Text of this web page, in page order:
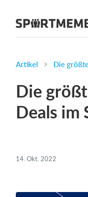
Über
Funktionen
Trainingsplan
Vereins App
Artikel Die
Die
Deals im
14. Okt. 2022